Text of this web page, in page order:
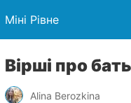
Міні Рівне
Вірші про
Alina Berozkina